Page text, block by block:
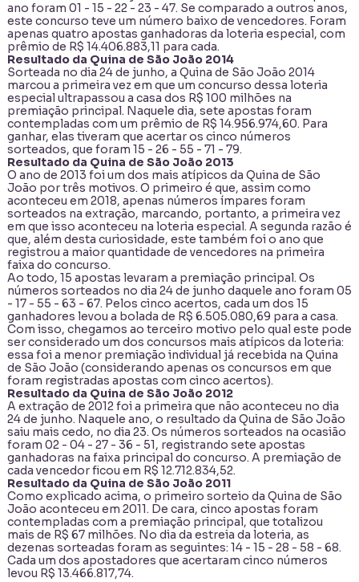
ano foram 01 - 15 - 22 - 23 - 47. Se comparado a outros anos,
este concurso teve um número baixo de vencedores. Foram
apenas quatro apostas ganhadoras da loteria especial, com
prêmio de R$ 14.406.883,11 para cada.
Resultado da Quina de São João 2014
Sorteada no dia 24 de junho, a Quina de São João 2014
marcou a primeira vez em que um concurso dessa loteria
especial ultrapassou a casa dos R$ 100 milhões na
premiação principal. Naquele dia, sete apostas foram
contempladas com um prêmio de R$ 14.956.974,60. Para
ganhar, elas tiveram que acertar os cinco números
sorteados, que foram 15 - 26 - 55 - 71 - 79.
Resultado da Quina de São João 2013
O ano de 2013 foi um dos mais atípicos da Quina de São
João por três motivos. O primeiro é que, assim como
aconteceu em 2018, apenas números ímpares foram
sorteados na extração, marcando, portanto, a primeira vez
em que isso aconteceu na loteria especial. A segunda razão é
que, além desta curiosidade, este também foi o ano que
registrou a maior quantidade de vencedores na primeira
faixa do concurso.
Ao todo, 15 apostas levaram a premiação principal. Os
números sorteados no dia 24 de junho daquele ano foram 05
- 17 - 55 - 63 - 67. Pelos cinco acertos, cada um dos 15
ganhadores levou a bolada de R$ 6.505.080,69 para a casa.
Com isso, chegamos ao terceiro motivo pelo qual este pode
ser considerado um dos concursos mais atípicos da loteria:
essa foi a menor premiação individual já recebida na Quina
de São João (considerando apenas os concursos em que
foram registradas apostas com cinco acertos).
Resultado da Quina de São João 2012
A extração de 2012 foi a primeira que não aconteceu no dia
24 de junho. Naquele ano, o resultado da Quina de São João
saiu mais cedo, no dia 23. Os números sorteados na ocasião
foram 02 - 04 - 27 - 36 - 51, registrando sete apostas
ganhadoras na faixa principal do concurso. A premiação de
cada vencedor ficou em R$ 12.712.834,52.
Resultado da Quina de São João 2011
Como explicado acima, o primeiro sorteio da Quina de São
João aconteceu em 2011. De cara, cinco apostas foram
contempladas com a premiação principal, que totalizou
mais de R$ 67 milhões. No dia da estreia da loteria, as
dezenas sorteadas foram as seguintes: 14 - 15 - 28 - 58 - 68.
Cada um dos apostadores que acertaram cinco números
levou R$ 13.466.817,74.